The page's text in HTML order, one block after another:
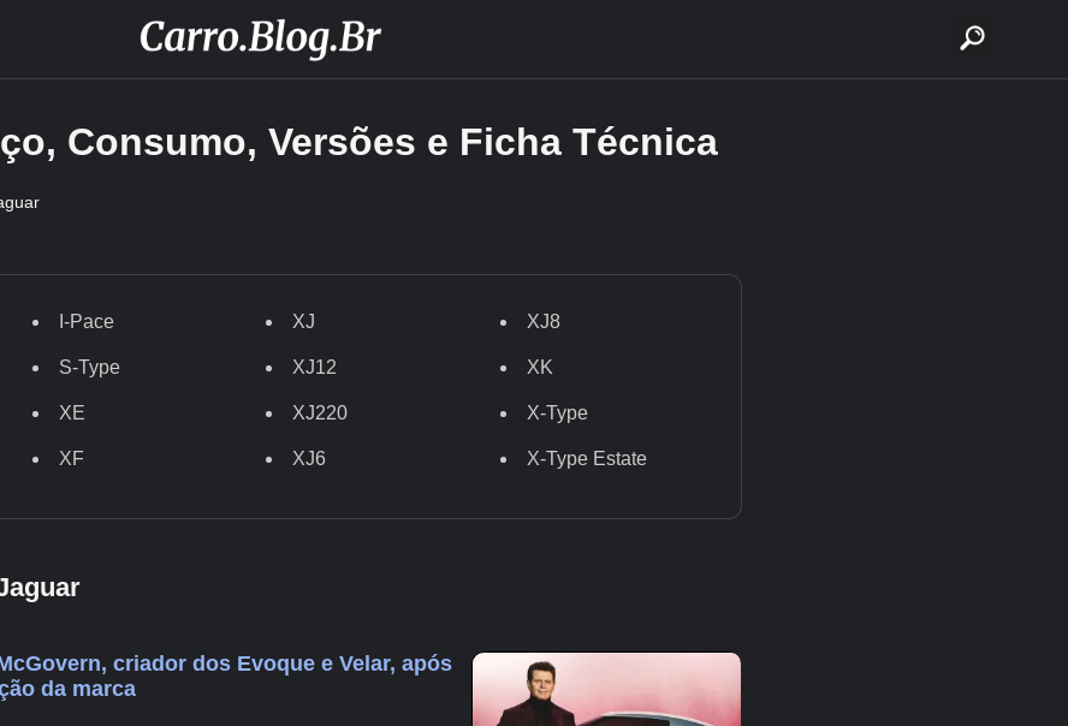
Consumo, Versões e Ficha Técnica
I-Pace
S-Type
XE
XF
XJ
XJ12
XJ220
XJ6
XJ8
XK
X-Type
X-Type Estate
criador dos Evoque e Velar, após
da marca